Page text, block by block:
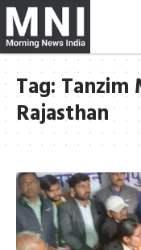
Tag: Tanzim
Rajasthan